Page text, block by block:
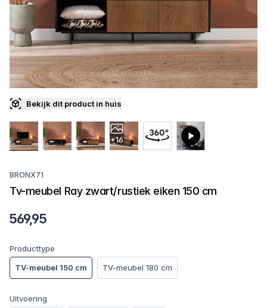
Bekijk dit product in huis
+16
BRONX71
Tv-meubel Ray zwart/rustiek eiken 150 cm
569,95
Producttype
TV-meubel 150 cm
TV-meubel 180 cm
Uitvoering